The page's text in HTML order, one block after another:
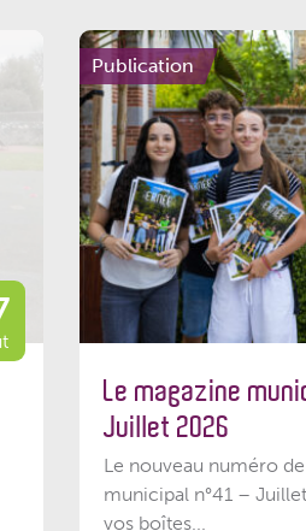
Publication
Le magazine
Juillet 2026
Le nouveau numéro
municipal n°41 –
vos boîtes...